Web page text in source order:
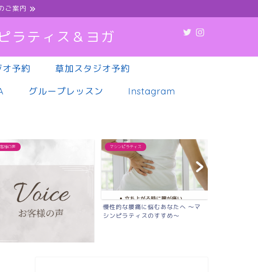
ご案内
ラティス＆ヨガ
予約
草加スタジオ予約
グループレッスン
Instagram
ンピラティス
ピラティスのすすめ〜
マシンピラティス
肩こり・腰痛・疲れやすさ…その不
調、実は“姿勢”が原因か...